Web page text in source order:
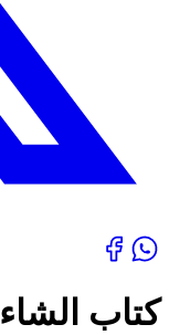
كتاب الشاء